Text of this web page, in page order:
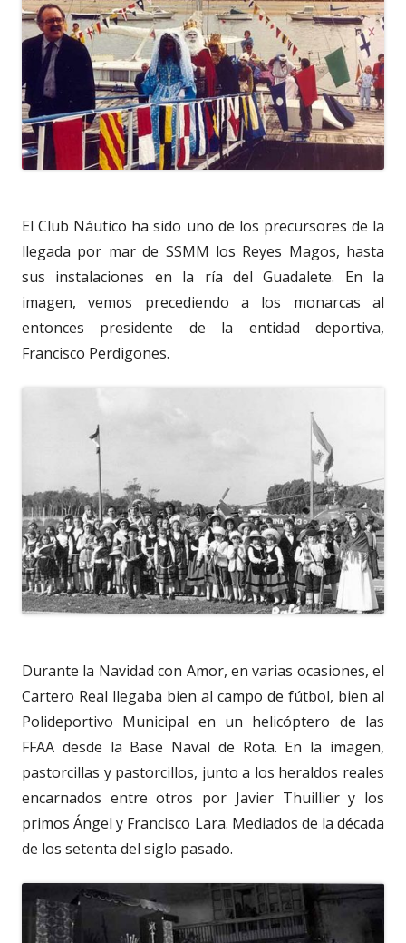
El Club Náutico ha sido uno de los precursores de la
llegada por mar de SSMM los Reyes Magos, hasta
sus instalaciones en la ría del Guadalete. En la
imagen, vemos precediendo a los monarcas al
entonces presidente de la entidad deportiva,
Francisco Perdigones.
Durante la Navidad con Amor, en varias ocasiones, el
Cartero Real llegaba bien al campo de fútbol, bien al
Polideportivo Municipal en un helicóptero de las
FFAA desde la Base Naval de Rota. En la imagen,
pastorcillas y pastorcillos, junto a los heraldos reales
encarnados entre otros por Javier Thuillier y los
primos Ángel y Francisco Lara. Mediados de la década
de los setenta del siglo pasado.